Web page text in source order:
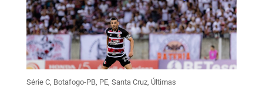
Série C, Botafogo-PB, PE, Santa Cruz, Últimas